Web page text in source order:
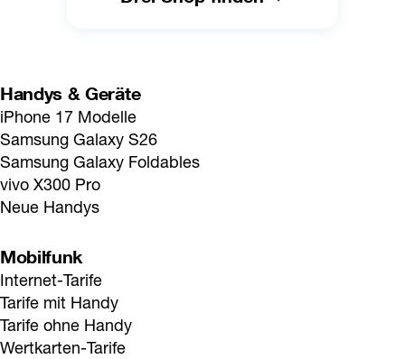
Handys & Geräte
iPhone 17 Modelle
Samsung Galaxy S26
Samsung Galaxy Foldables
vivo X300 Pro
Neue Handys
Mobilfunk
Internet-Tarife
Tarife mit Handy
Tarife ohne Handy
Wertkarten-Tarife